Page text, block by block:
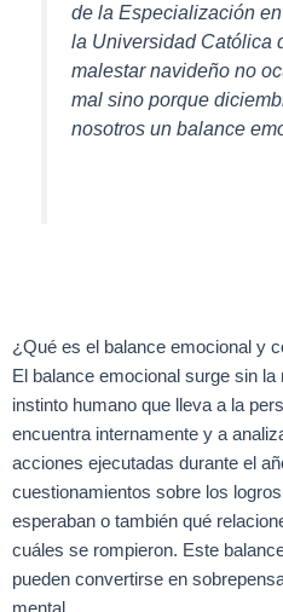
de la Especialización
la Universidad Católica
malestar navideño no
mal sino porque
nosotros un balance
¿Qué es el balance emocional y
El balance emocional surge sin
instinto humano que lleva a la
encuentra internamente y a
acciones ejecutadas durante el
cuestionamientos sobre los
esperaban o también qué
cuáles se rompieron. Este
pueden convertirse en